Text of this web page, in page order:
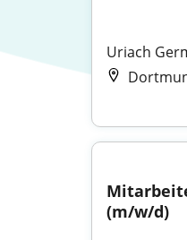
Uriach
(m/w/d)